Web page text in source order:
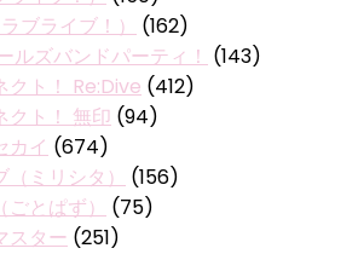
ブライブ！）
(162)
ルズバンドパーティ！ (143)
クト！ Re:Dive (412)
クト！ 無印 (94)
カイ (674)
ミリシタ）
(156)
とぱず）
(75)
スター (251)